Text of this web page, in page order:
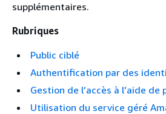
supplémentaires.
Rubriques
Public ciblé
Authentification par des
Gestion de l’accès à l’aide de
Utilisation du service géré